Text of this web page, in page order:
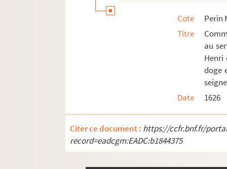
Rozoy-Belval
Saint-Nicolas-aux-Bois
Saint-Pierre-Aigle
Cote
Perin
Titre
au
Henri
doge
Date
1626
Citer ce document : https://ccfr.bnf.fr/
record=eadcgm:EADC:b1844375